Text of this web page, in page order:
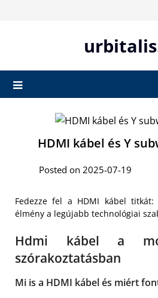
HDMI kábel és Y
Posted on 2025-07-19
Fedezze fel a HDMI kábel titkát:
élmény a legújabb technológiai
Hdmi kábel a
szórakoztatásban
Mi is a HDMI kábel és miért